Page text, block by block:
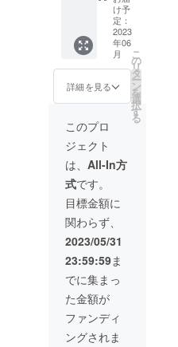
カッ
プ 1個
元三大
師（が
んざん
だい
し）の
護符
定品に
つき、
一般販
売の予
定はあ
りませ
ん。 ※
税込・
送料無
料
け予
定：
2023
年06
月
詳細を見る
こ
の
リ
タ
ー
ン
を
選
択
す
る
このプロ
ジェクト
は、 All-In方
式です。
目標金額に
関わらず、
2023/05/31
23:59:59ま
でに集まっ
た金額が
ファンディ
ングされま